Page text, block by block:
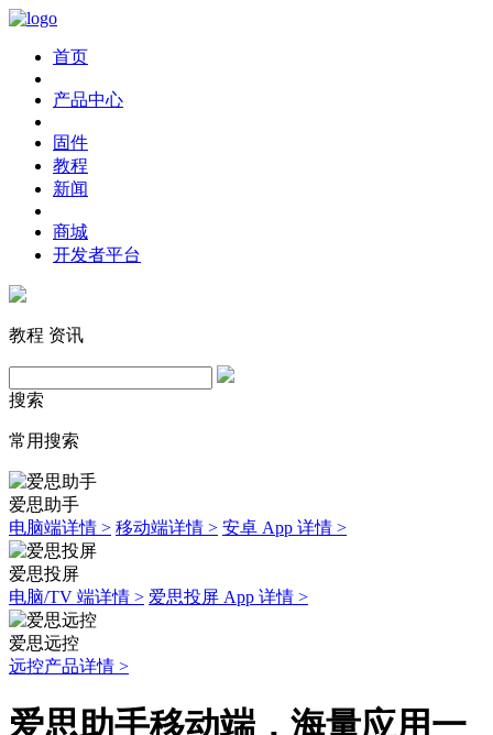
首页
产品中心
固件
教程
新闻
商城
开发者平台
教程 资讯
搜索
常用搜索
爱思助手
电脑端详情 > 移动端详情 > 安卓 App 详情 >
爱思投屏
电脑/TV 端详情 > 爱思投屏 App 详情 >
爱思远控
远控产品详情 >
爱思助手移动端，海量应用一